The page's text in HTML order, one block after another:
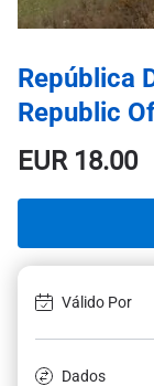
República
Republic
EUR18.00
Válido Por
Dados